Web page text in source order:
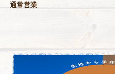
通常営業